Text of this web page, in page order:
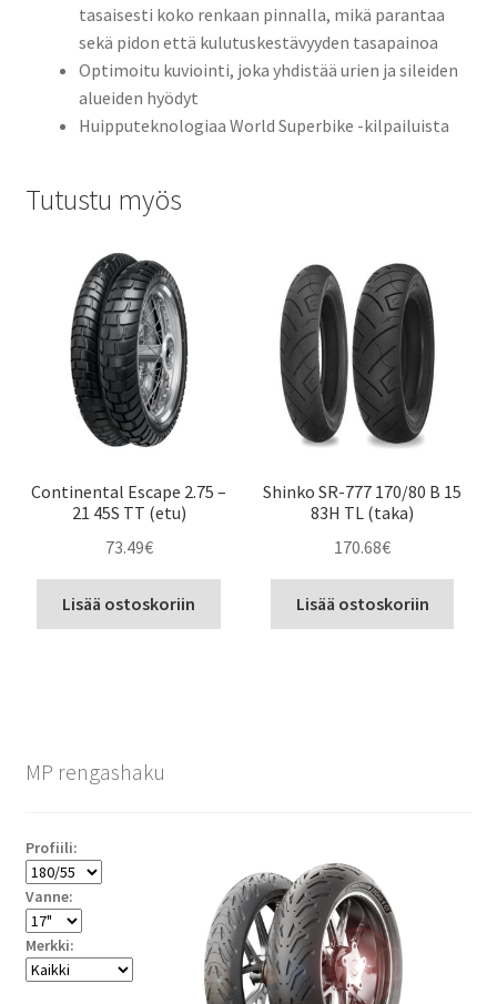
tasaisesti koko renkaan pinnalla, mikä parantaa
sekä pidon että kulutuskestävyyden tasapainoa
Optimoitu kuviointi, joka yhdistää urien ja sileiden
alueiden hyödyt
Huipputeknologiaa World Superbike -kilpailuista
Tutustu myös
Continental Escape 2.75 –
21 45S TT (etu)
73.49€
Lisää ostoskoriin
Shinko SR-777 170/80 B 15
83H TL (taka)
170.68€
Lisää ostoskoriin
MP rengashaku
Profiili:
Vanne:
Merkki: